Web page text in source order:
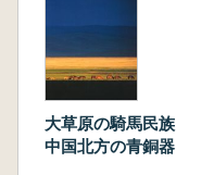
大草原の騎馬民族
中国北方の青銅器